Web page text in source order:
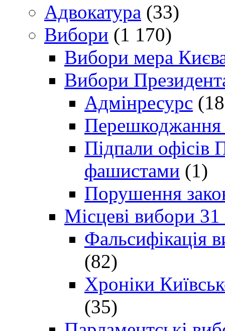
Адвокатура (33)
Вибори (1 170)
Вибори мера
Вибори
Адмінресурс
Перешкоджання
Підпали офісів
фашистами (1)
Порушення
Місцеві вибори
Фальсифікація
(82)
Хроніки
(35)